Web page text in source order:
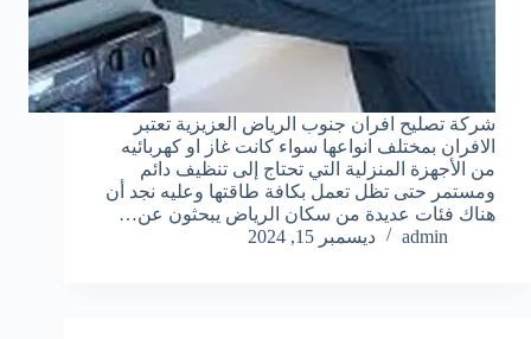
شركة تصليح افران جنوب الرياض العزيزية تعتبر
الافران بمختلف انواعها سواء كانت غاز او كهربائيه
من الأجهزة المنزلية التي تحتاج إلى تنظيف دائم
ومستمر حتى تظل تعمل بكافة طاقتها وعليه نجد أن
هناك فئات عديدة من سكان الرياض يبحثون عن…
admin
ديسمبر 15, 2024